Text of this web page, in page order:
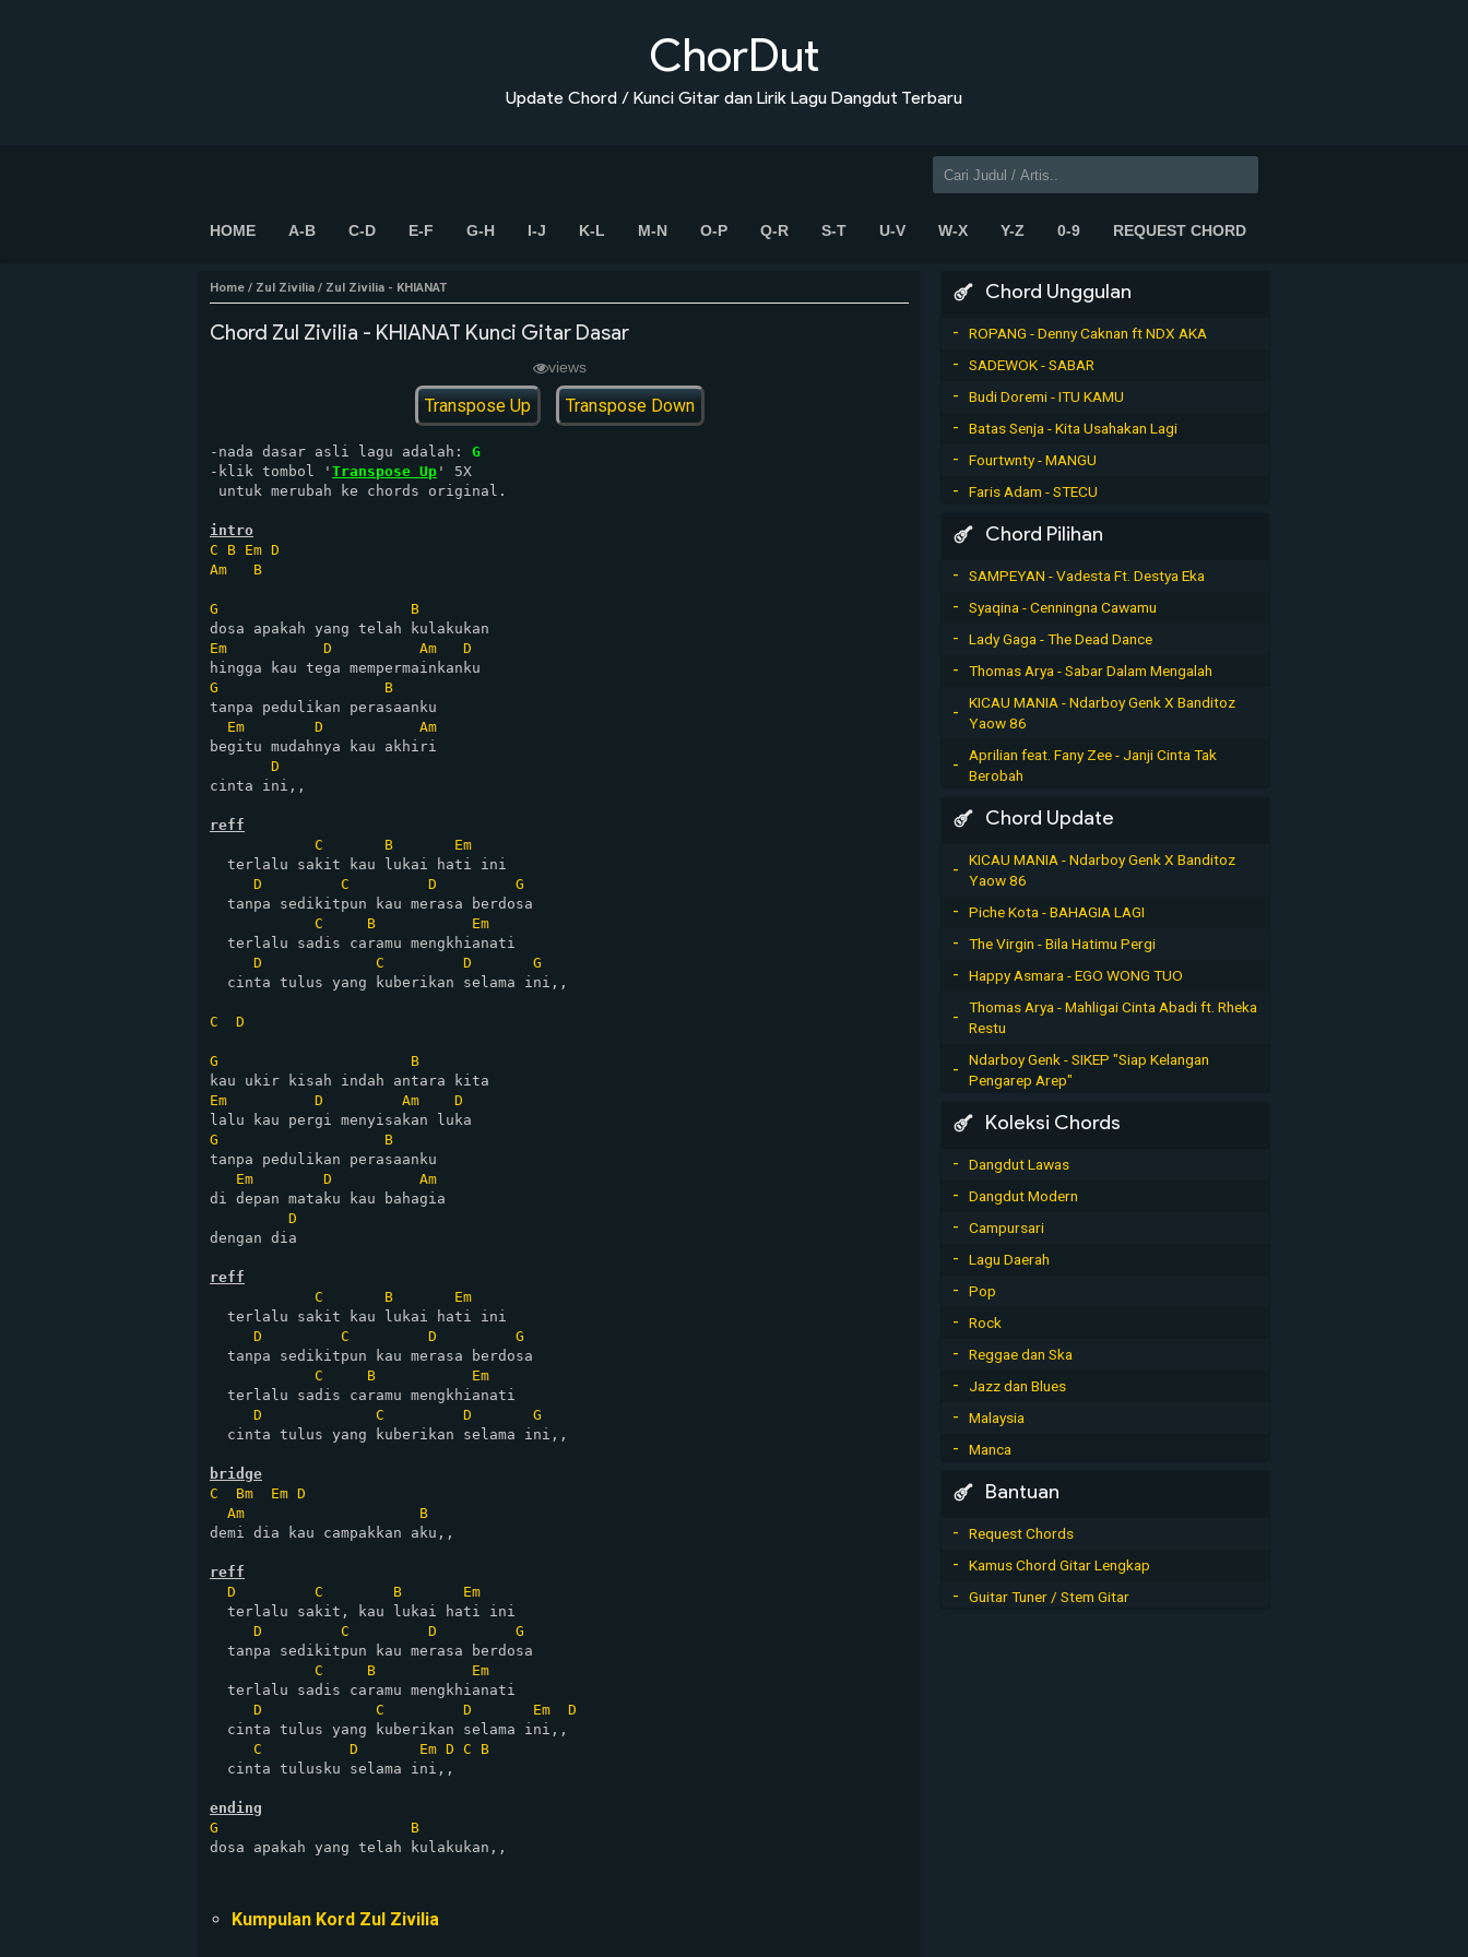
ChorDut
Update Chord / Kunci Gitar dan Lirik Lagu Dangdut Terbaru
HOME A-B C-D E-F G-H I-J K-L M-N O-P Q-R S-T U-V W-X Y-Z 0-9 REQUEST CHORD
Home / Zul Zivilia / Zul Zivilia - KHIANAT
Chord Zul Zivilia - KHIANAT Kunci Gitar Dasar
views
Transpose Up Transpose Down
-nada dasar asli lagu adalah: G
-klik tombol ' Transpose Up ' 5X
untuk merubah ke chords original.
intro
C
B Em D
Am
B
G
B
Em
D Am
D
G
B
tanpa pedulikan perasaanku
Em
D
Am
begitu mudahnya kau akhiri
D
cinta ini,,
reff
C
B
Em
  terlalu sakit kau lukai hati ini
D
C D
G
  tanpa sedikitpun kau merasa berdosa
C
B
Em
  terlalu sadis caramu mengkhianati
D
C D
G
  cinta tulus yang kuberikan selama ini,,
C D
G
B
Em
D Am
D
G
B
tanpa pedulikan perasaanku
Em
D
Am
di depan mataku kau bahagia
D
dengan dia
reff
C
B
Em
  terlalu sakit kau lukai hati ini
D
C D
G
  tanpa sedikitpun kau merasa berdosa
C
B
Em
  terlalu sadis caramu mengkhianati
D
C D
G
  cinta tulus yang kuberikan selama ini,,
bridge
C
Bm Em D
Am
B
demi dia kau campakkan aku,,
reff
D
C B
Em
  terlalu sakit, kau lukai hati ini
D
C D
G
  tanpa sedikitpun kau merasa berdosa
C
B
Em
  terlalu sadis caramu mengkhianati
D
C D Em
D
  cinta tulus yang kuberikan selama ini,,
C
D Em D C
B
  cinta tulusku selama ini,,
ending
G
B
dosa apakah yang telah kulakukan,,
Kumpulan Kord Zul Zivilia
Chord Unggulan
ROPANG - Denny Caknan ft NDX AKA
SADEWOK - SABAR
Budi Doremi - ITU KAMU
Batas Senja - Kita Usahakan Lagi
Fourtwnty - MANGU
Faris Adam - STECU
Chord Pilihan
SAMPEYAN - Vadesta Ft. Destya Eka
Syaqina - Cenningna Cawamu
Lady Gaga - The Dead Dance
Thomas Arya - Sabar Dalam Mengalah
KICAU MANIA - Ndarboy Genk X Banditoz
Yaow 86
Aprilian feat. Fany Zee - Janji Cinta Tak
Berobah
Chord Update
KICAU MANIA - Ndarboy Genk X Banditoz
Yaow 86
Piche Kota - BAHAGIA LAGI
The Virgin - Bila Hatimu Pergi
Happy Asmara - EGO WONG TUO
Thomas Arya - Mahligai Cinta Abadi ft. Rheka
Restu
Ndarboy Genk - SIKEP "Siap Kelangan
Pengarep Arep"
Koleksi Chords
Dangdut Lawas
Dangdut Modern
Campursari
Lagu Daerah
Pop
Rock
Reggae dan Ska
Jazz dan Blues
Malaysia
Manca
Bantuan
Request Chords
Kamus Chord Gitar Lengkap
Guitar Tuner / Stem Gitar